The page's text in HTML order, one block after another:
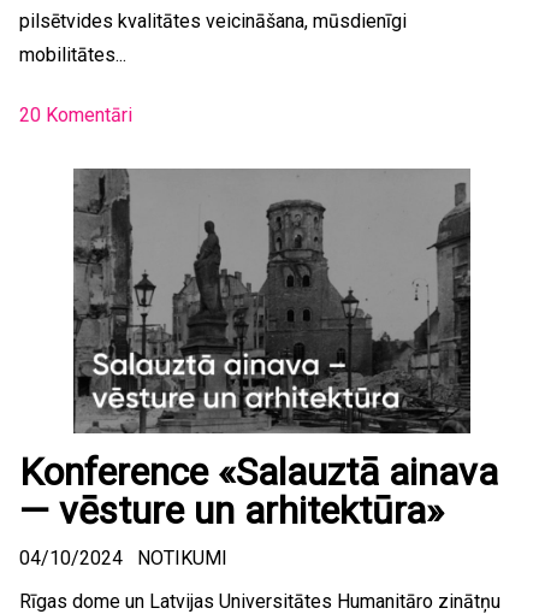
pilsētvides kvalitātes veicināšana, mūsdienīgi
mobilitātes...
20 Komentāri
Konference «Salauztā ainava
— vēsture un arhitektūra»
04/10/2024
NOTIKUMI
Rīgas dome un Latvijas Universitātes Humanitāro zinātņu